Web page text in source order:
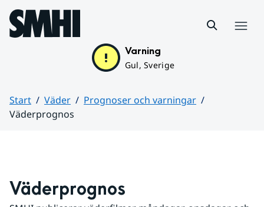
Hoppa till sidans innehåll
Varning
Gul, Sverige
Start Väder
Prognoser och varningar
Väderprognos
Väderprognos